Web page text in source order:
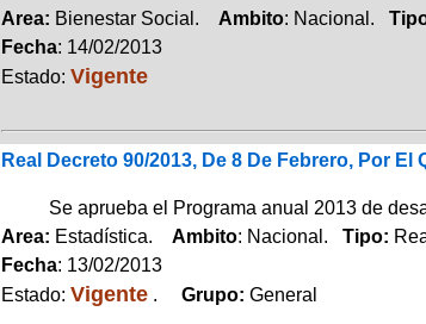
Area: Bienestar Social. Ambito: Nacional.
Fecha: 14/02/2013
Estado: Vigente
Real Decreto 90/2013, De 8 De Febrero, Por
Se aprueba el Programa anual 2013 de
Area: Estadística. Ambito: Nacional. Tipo:
Fecha: 13/02/2013
Estado: Vigente. Grupo: General